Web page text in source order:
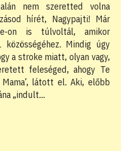
nem szeretted volna
hírét, Nagypajti! Már
on is túlvoltál, amikor
közösségéhez. Mindig úgy
a stroke miatt, olyan vagy,
feleséged, ahogy Te
látott el. Aki, előbb
„indult…